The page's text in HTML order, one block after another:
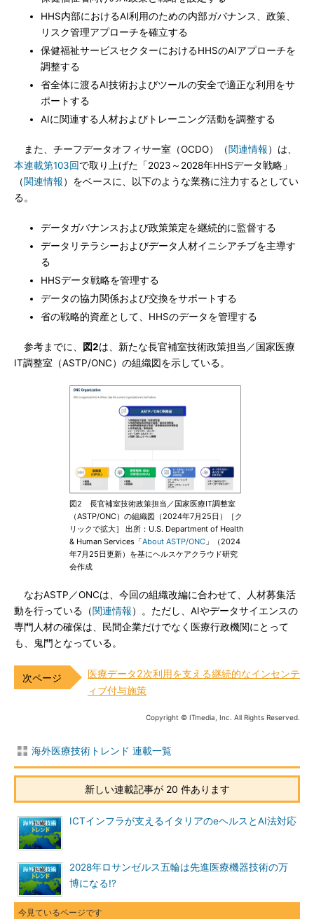
HHS内部におけるAI利用のための内部ガバナンス、政策、
リスク管理アプローチを確立する
保健福祉サービスセクターにおけるHHSのAIアプローチを
調整する
省全体に渡るAI技術およびツールの安全で適正な利用をサ
ポートする
AIに関連する人材およびトレーニング活動を調整する
また、チーフデータオフィサー室（OCDO）（関連情報）は、
本連載第103回で取り上げた「2023～2028年HHSデータ戦略」
（関連情報）をベースに、以下のような業務に注力するとしてい
る。
データガバナンスおよび政策策定を継続的に監督する
データリテラシーおよびデータ人材イニシアチブを主導す
る
HHSデータ戦略を管理する
データの協力関係および交換をサポートする
省の戦略的資産として、HHSのデータを管理する
参考までに、 図2は、新たな長官補室技術政策担当／国家医療
IT調整室（ASTP/ONC）の組織図を示している。
図2 長官補室技術政策担当／国家医療IT調整室
（ASTP/ONC）の組織図（2024年7月25日）［ク
リックで拡大］ 出所：U.S. Department of Health
& Human Services「About ASTP/ONC 」（2024
年7月25日更新）を基にヘルスケアクラウド研究
会作成
なおASTP／ONCは、今回の組織改編に合わせて、人材募集活
動を行っている（関連情報）。ただし、AIやデータサイエンスの
専門人材の確保は、民間企業だけでなく医療行政機関にとって
も、鬼門となっている。
医療データ2次利用を支える継続的なインセンテ
ィブ付与施策
Copyright © ITmedia, Inc. All Rights Reserved.
海外医療技術トレンド 連載一覧
新しい連載記事が 20 件あります
ICTインフラが支えるイタリアのeヘルスとAI法対応
2028年ロサンゼルス五輪は先進医療機器技術の万
博になる!?